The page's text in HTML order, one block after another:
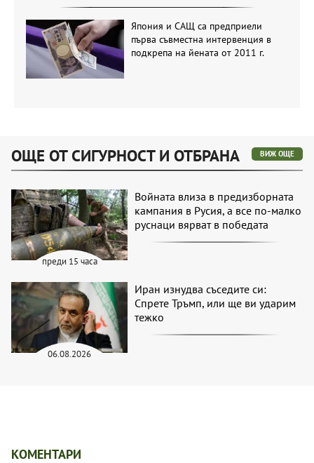
Япония и САЩ са предприели
първа съвместна интервенция в
подкрепа на йената от 2011 г.
ОЩЕ ОТ СИГУРНОСТ И ОТБРАНА ВИЖ ОЩЕ
преди 15 часа
Войната влиза в предизборната
кампания в Русия, а все по-малко
руснаци вярват в победата
06.08.2026
Иран изнудва съседите си:
Спрете Тръмп, или ще ви ударим
тежко
КОМЕНТАРИ